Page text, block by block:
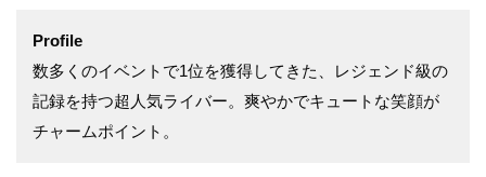
Profile
数多くのイベントで1位を獲得してきた、レジェンド級の
記録を持つ超人気ライバー。爽やかでキュートな笑顔が
チャームポイント。